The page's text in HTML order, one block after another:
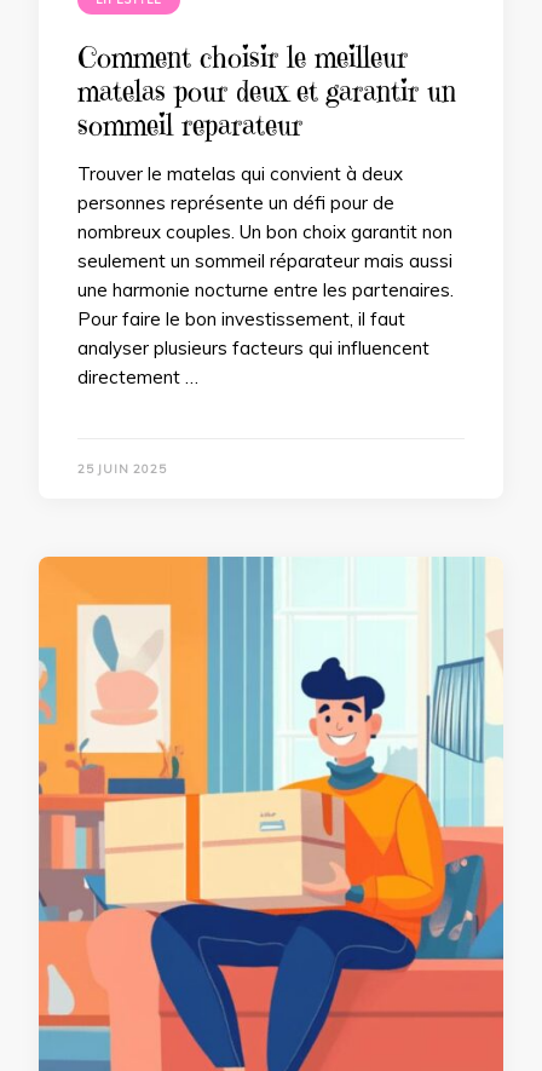
Comment choisir le meilleur
matelas pour deux et garantir un
sommeil reparateur
Trouver le matelas qui convient à deux
personnes représente un défi pour de
nombreux couples. Un bon choix garantit non
seulement un sommeil réparateur mais aussi
une harmonie nocturne entre les partenaires.
Pour faire le bon investissement, il faut
analyser plusieurs facteurs qui influencent
directement …
25 JUIN 2025